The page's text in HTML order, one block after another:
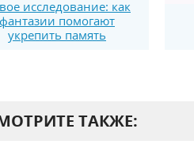
исследование: как
фантазии помогают
укрепить память
ТАКЖЕ: